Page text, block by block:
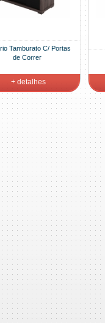
Tamburato C/ Portas
de Correr
+ detalhes